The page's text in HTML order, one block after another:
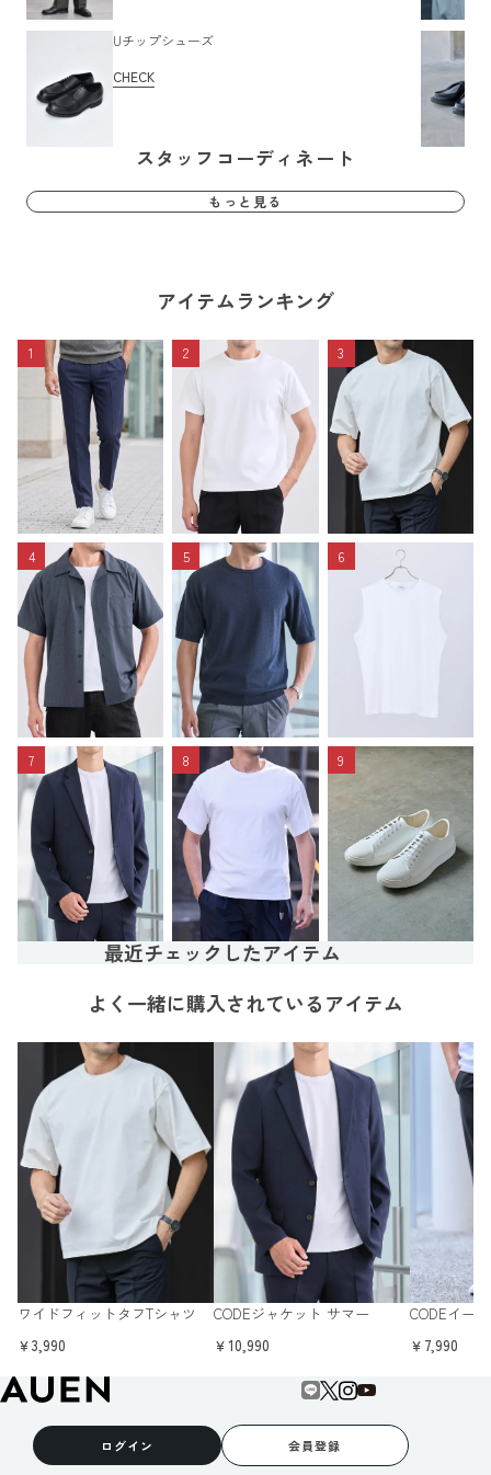
Uチップシューズ
CHECK
スタッフコーディネート
もっと見る
アイテムランキング
1 2 3
4 5 6
7 8 9
最近チェックしたアイテム
よく一緒に購入されているアイテム
ワイドフィットタフTシャツ
￥3,990
CODEジャケット サマー
￥10,990
CODEイー
￥7,990
ログイン 会員登録